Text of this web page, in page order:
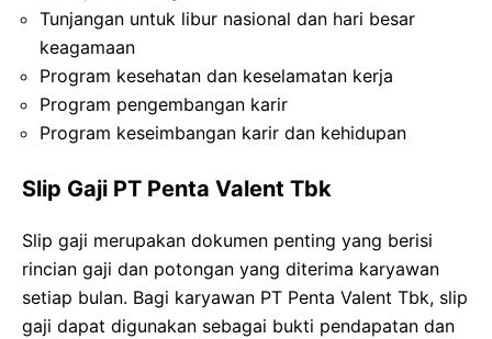
Tunjangan untuk libur nasional dan hari besar
keagamaan
Program kesehatan dan keselamatan kerja
Program pengembangan karir
Program keseimbangan karir dan kehidupan
Slip Gaji PT Penta Valent Tbk
Slip gaji merupakan dokumen penting yang berisi
rincian gaji dan potongan yang diterima karyawan
setiap bulan. Bagi karyawan PT Penta Valent Tbk, slip
gaji dapat digunakan sebagai bukti pendapatan dan